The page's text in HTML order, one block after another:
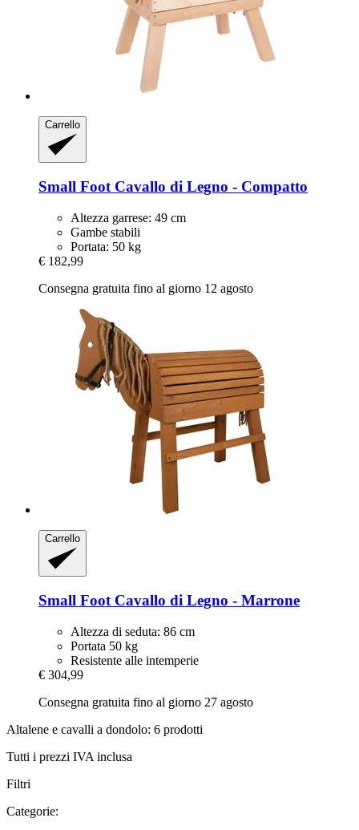
Carrello
Small Foot Cavallo di Legno -​ Compatto
Altezza garrese: 49 cm
Gambe stabili
Portata: 50 kg
€ 182,99
Consegna gratuita fino al giorno 12 agosto
Carrello
Small Foot Cavallo di Legno -​ Marrone
Altezza di seduta: 86 cm
Portata 50 kg
Resistente alle intemperie
€ 304,99
Consegna gratuita fino al giorno 27 agosto
Altalene e cavalli a dondolo: 6 prodotti
Tutti i prezzi IVA inclusa
Filtri
Categorie: